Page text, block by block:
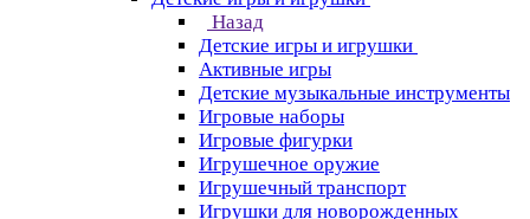
Назад
Детские игры и игрушки
Активные игры
Детские музыкальные инструменты
Игровые наборы
Игровые фигурки
Игрушечное оружие
Игрушечный транспорт
Игрушки для новорожденных